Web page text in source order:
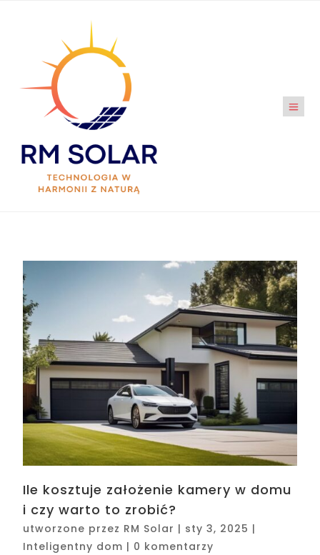
Ile kosztuje założenie kamery w domu
i czy warto to zrobić?
utworzone przez RM Solar | sty 3, 2025 |
Inteligentny dom | 0 komentarzy